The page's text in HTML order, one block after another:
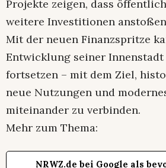
Projekte zeigen, dass
weitere Investitionen
Mit der neuen Finanzspritze
Entwicklung seiner
fortsetzen – mit dem Ziel,
neue Nutzungen und
miteinander zu verbinden.
Mehr zum Thema:
NRWZ.de bei Google als